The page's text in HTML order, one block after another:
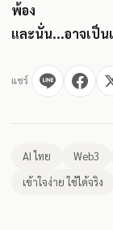
พ้อง
และนั่น...อาจเป็
แชร์
AI ไทย Web3
เข้าใจง่าย ใช้ได้จริง